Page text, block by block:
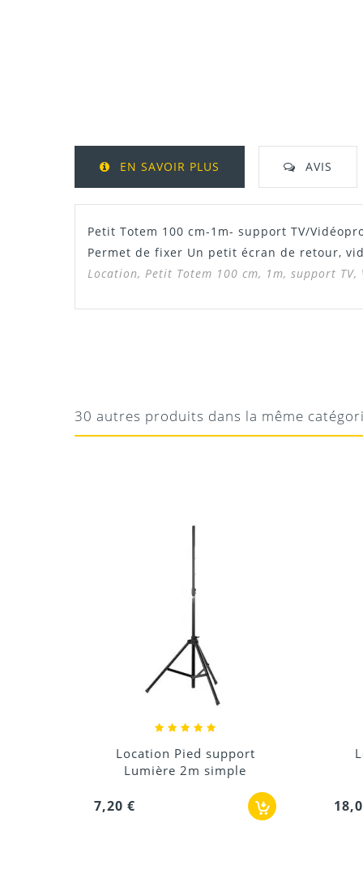
EN SAVOIR PLUS AVIS
Petit Totem 100 cm-1m- support TV/
Permet de fixer Un petit écran de retour,
Location, Petit Totem 100 cm, 1m, support
30 autres produits dans la même
Location Pied support
enceinte ou...
18,00 € 1,80